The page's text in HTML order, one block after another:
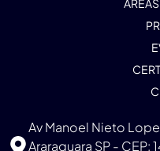
Av Manoel Nieto
Araraquara SP -